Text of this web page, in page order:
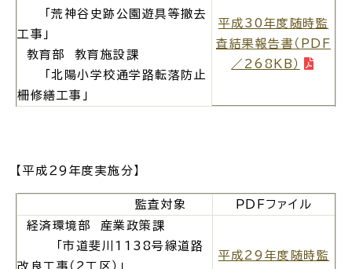
ライフライン 公共交通
便利なサービス
「荒神谷史跡公園遊具等撤去
工事」
教育部 教育施設課
「北陽小学校通学路転落防止
柵修繕工事」
平成30年度随時監
査結果報告書（PDF
／268KB）
【平成２9年度実施分】
監査対象
ＰＤＦファイル
経済環境部 産業政策課
「市道斐川1138号線道路
改良工事（2工区）」
平成29年度随時監